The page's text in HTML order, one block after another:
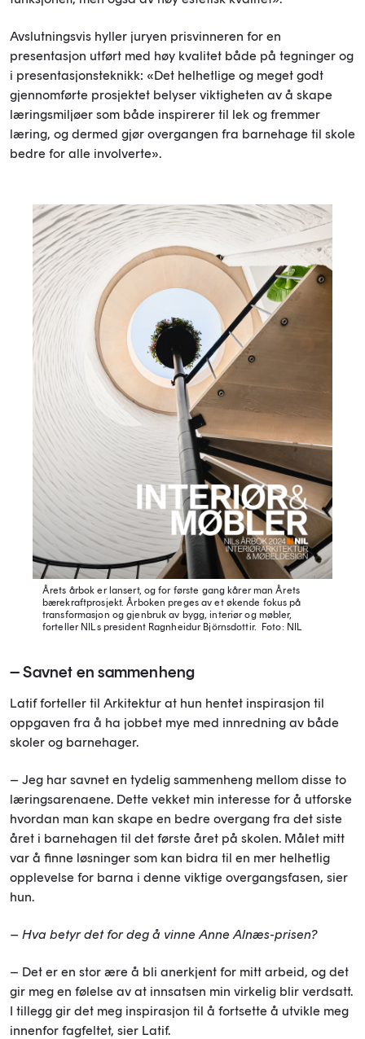
Avslutningsvis hyller juryen prisvinneren for en
presentasjon utført med høy kvalitet både på tegninger og
i presentasjonsteknikk: «Det helhetlige og meget godt
gjennomførte prosjektet belyser viktigheten av å skape
læringsmiljøer som både inspirerer til lek og fremmer
læring, og dermed gjør overgangen fra barnehage til skole
bedre for alle involverte».
Årets årbok er lansert, og for første gang kårer man Årets
bærekraftprosjekt. Årboken preges av et økende fokus på
transformasjon og gjenbruk av bygg, interiør og møbler,
forteller NILs president Ragnheidur Björnsdottir. Foto: NIL
– Savnet en sammenheng
Latif forteller til Arkitektur at hun hentet inspirasjon til
oppgaven fra å ha jobbet mye med innredning av både
skoler og barnehager.
– Jeg har savnet en tydelig sammenheng mellom disse to
læringsarenaene. Dette vekket min interesse for å utforske
hvordan man kan skape en bedre overgang fra det siste
året i barnehagen til det første året på skolen. Målet mitt
var å finne løsninger som kan bidra til en mer helhetlig
opplevelse for barna i denne viktige overgangsfasen, sier
hun.
– Hva betyr det for deg å vinne Anne Alnæs-prisen?
– Det er en stor ære å bli anerkjent for mitt arbeid, og det
gir meg en følelse av at innsatsen min virkelig blir verdsatt.
I tillegg gir det meg inspirasjon til å fortsette å utvikle meg
innenfor fagfeltet, sier Latif.